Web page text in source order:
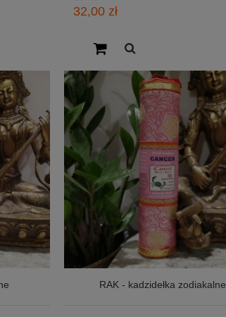
32,00 zł
RAK - kadzidełka zodiakalne